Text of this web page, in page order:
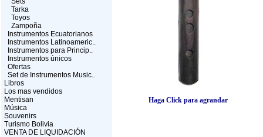
Tarka
Toyos
Zampoña
Instrumentos Ecuatorianos
Instrumentos Latinoameric..
Instrumentos para Princip..
Instrumentos únicos
Ofertas
Set de Instrumentos Music..
Libros
Los mas vendidos
Mentisan
Música
Souvenirs
Turismo Bolivia
VENTA DE LIQUIDACIÓN
Haga Click para agrandar